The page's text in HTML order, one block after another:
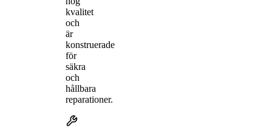
kvalitet
och
är
konstruerade
för
säkra
och
hållbara
reparationer.